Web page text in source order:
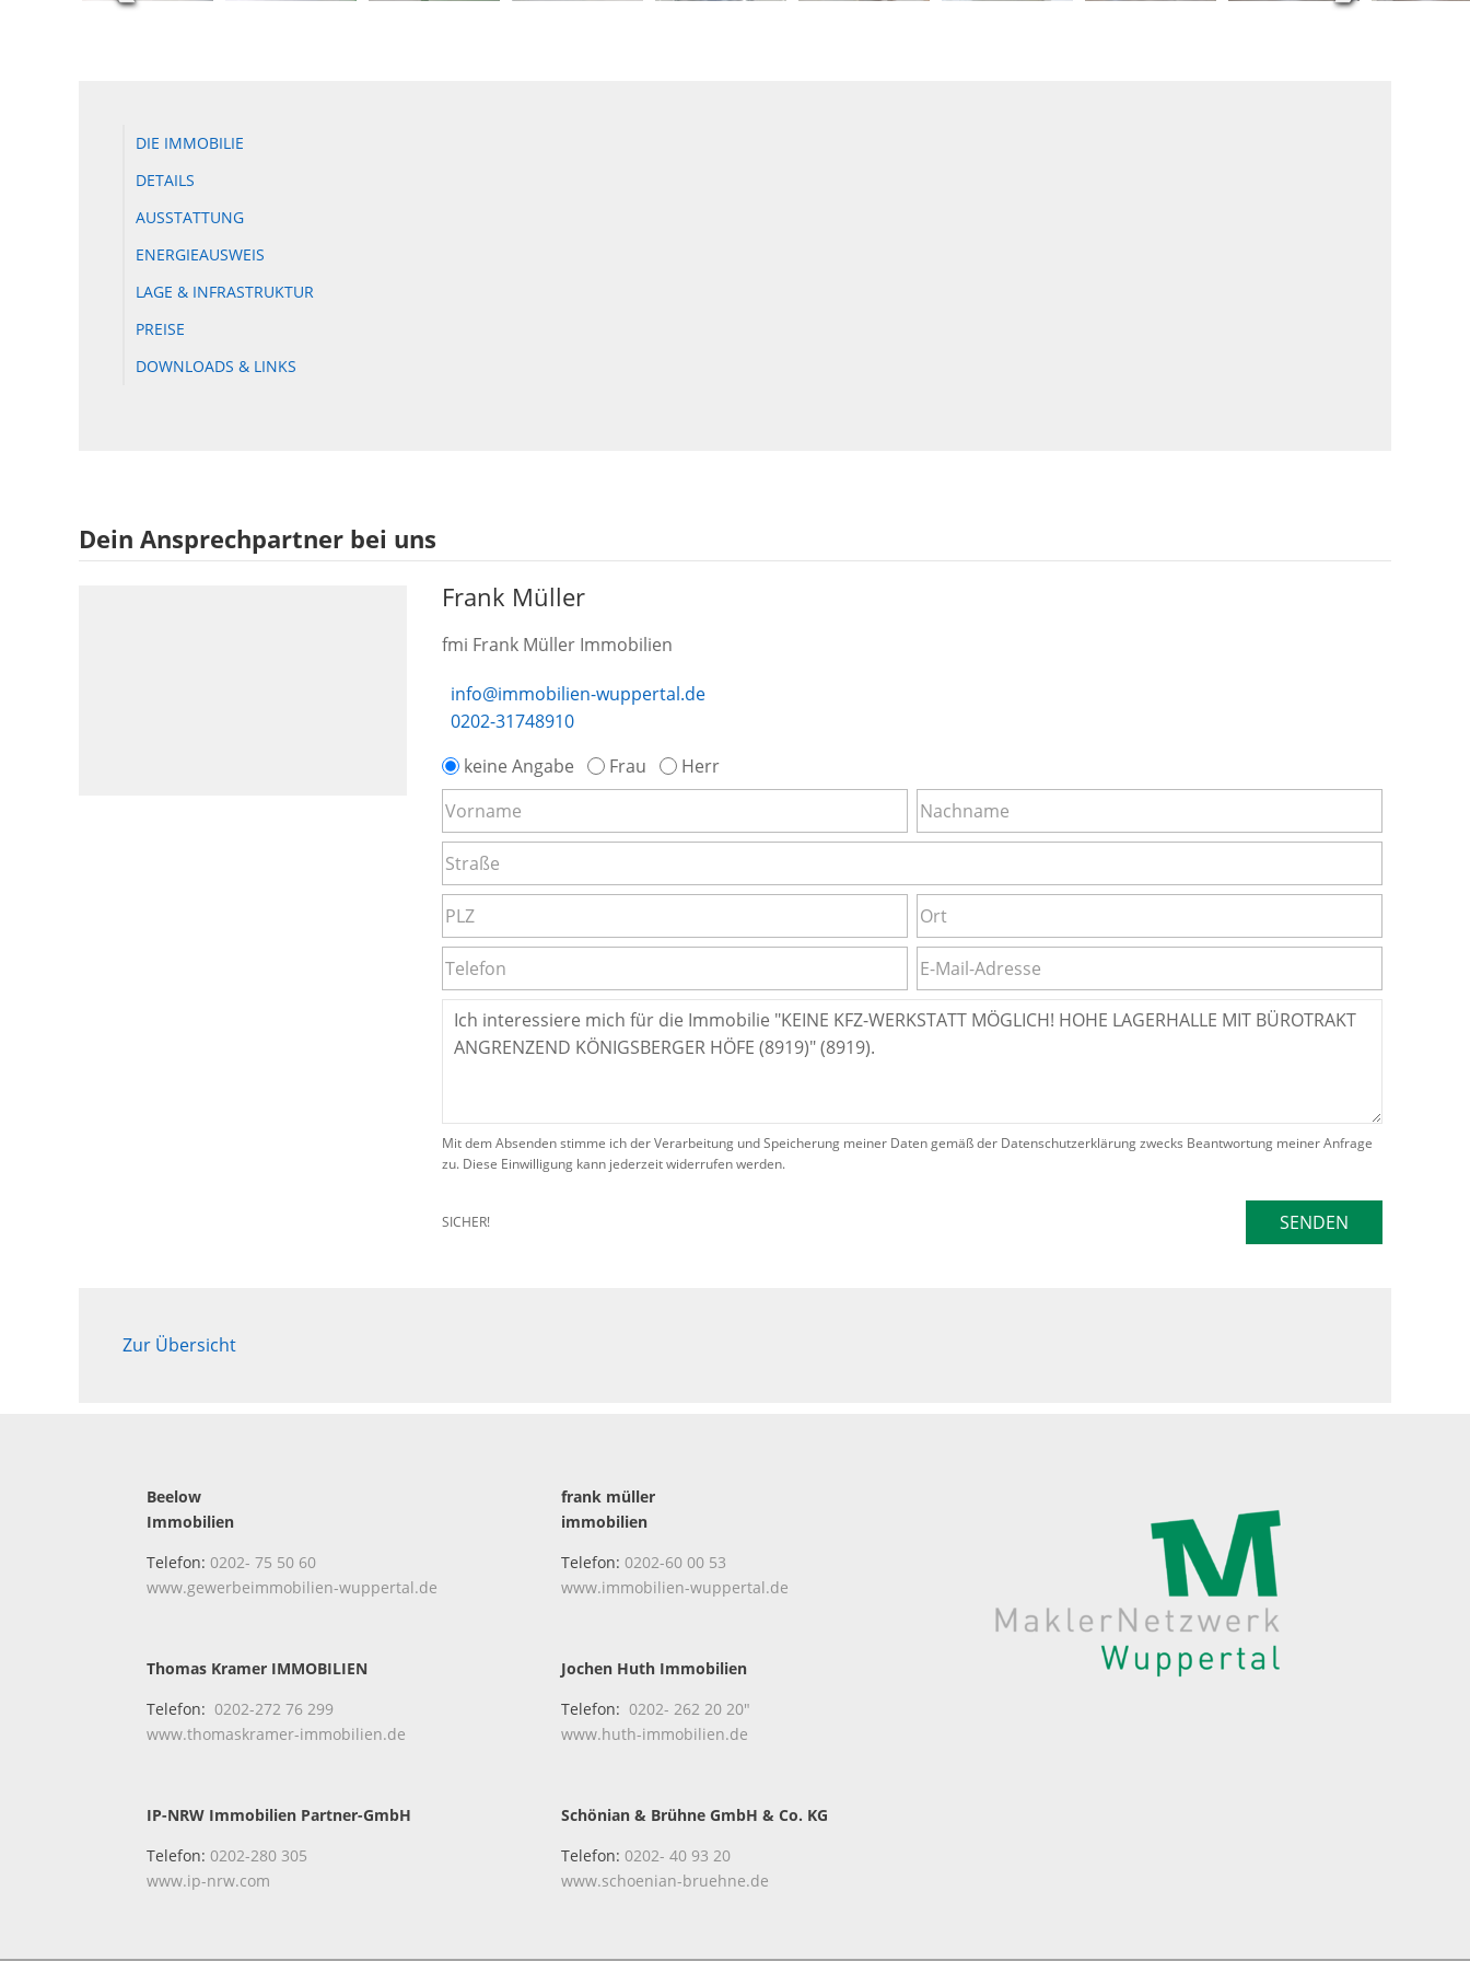
DIE IMMOBILIE
DETAILS
AUSSTATTUNG
ENERGIEAUSWEIS
LAGE & INFRASTRUKTUR
PREISE
DOWNLOADS & LINKS
Dein Ansprechpartner bei uns
Frank Müller
fmi Frank Müller Immobilien
info@immobilien-wuppertal.de
0202-31748910
keine Angabe
Frau Herr
Mit dem Absenden stimme ich der Verarbeitung und Speicherung meiner Daten gemäß der Datenschutzerklärung zwecks Beantwortung meiner Anfrage
zu. Diese Einwilligung kann jederzeit widerrufen werden.
SICHER! SENDEN
Zur Übersicht
Beelow
Immobilien
Telefon:0202- 75 50 60
www.gewerbeimmobilien-wuppertal.de
Thomas Kramer IMMOBILIEN
Telefon:0202-272 76 299
www.thomaskramer-immobilien.de
IP-NRW Immobilien Partner-GmbH
Telefon:0202-280 305
www.ip-nrw.com
frank müller
immobilien
Telefon: 0202-60 00 53
www.immobilien-wuppertal.de
Jochen Huth Immobilien
Telefon: 0202- 262 20 20″
www.huth-immobilien.de
Schönian & Brühne GmbH & Co. KG
Telefon: 0202- 40 93 20
www.schoenian-bruehne.de